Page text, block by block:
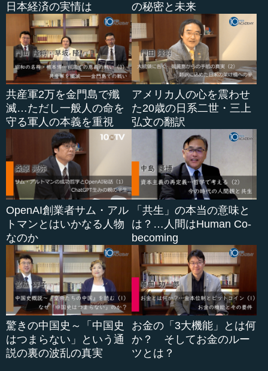
日本経済の実情は
の秘密と未来
共産軍2万を金門島で殲
滅…ただし一般人の命を
守る軍人の本義を重視
アメリカ人の心を震わせ
た20歳の日系二世・三上
弘文の翻訳
OpenAI創業者サム・アル
トマンとはいかなる人物
なのか
「共生」の本当の意味と
は？…人間はHuman Co-
becoming
驚きの中国史～「中国史
はつまらない」という通
説の裏の波乱の真実
お金の「3大機能」とは何
か？ そしてお金のルー
ツとは？